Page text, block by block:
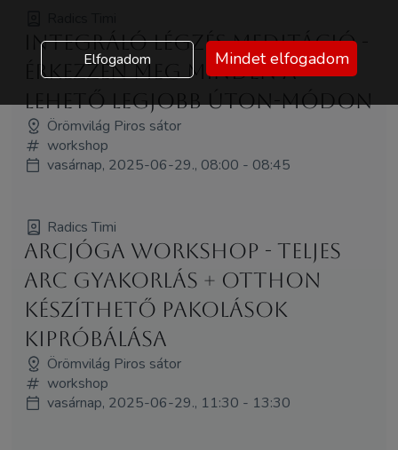
Integráló légzés meditáció -
érkezzen meg minden a
lehető legjobb úton-módon
Örömvilág Piros sátor
workshop
vasárnap, 2025-06-29., 08:00 - 08:45
Radics Timi
Arcjóga workshop - teljes
arc gyakorlás + otthon
készíthető pakolások
kipróbálása
Örömvilág Piros sátor
workshop
vasárnap, 2025-06-29., 11:30 - 13:30
Elfogadom Mindet elfogadom